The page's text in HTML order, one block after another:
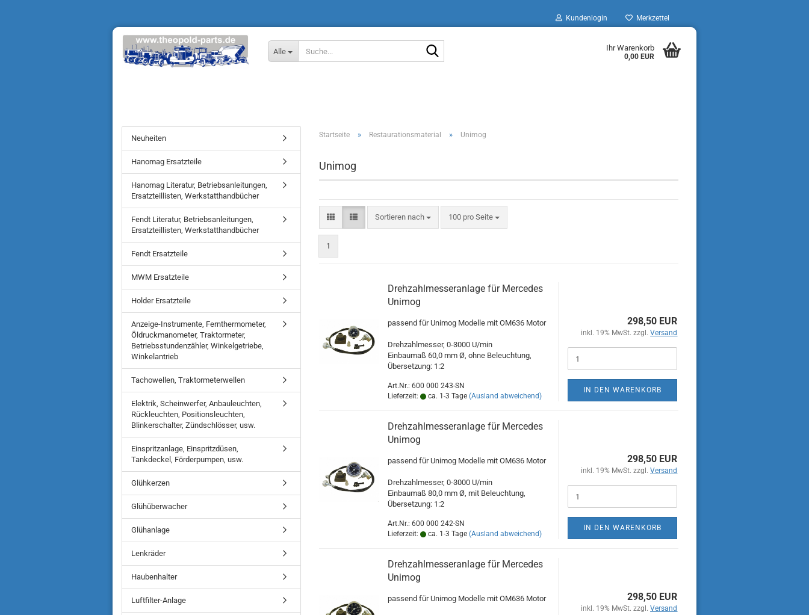
Kundenlogin Merkzettel
Alle Ihr Warenkorb
0,00 EUR
Startseite » Restaurationsmaterial » Unimog
Unimog
Sortieren nach
Sortieren nach 100 pro Seite
pro Seite
1
Drehzahlmesseranlage für Mercedes
Unimog
passend für Unimog Modelle mit OM636 Motor
Drehzahlmesser, 0-3000 U/min
Einbaumaß 60,0 mm Ø, ohne Beleuchtung,
Übersetzung: 1:2
Art.Nr.: 600 000 243-SN
Lieferzeit:
ca. 1-3 Tage (Ausland abweichend)
298,50 EUR
inkl. 19% MwSt. zzgl.Versand
IN DEN WARENKORB
Drehzahlmesseranlage für Mercedes
Unimog
passend für Unimog Modelle mit OM636 Motor
Drehzahlmesser, 0-3000 U/min
Einbaumaß 80,0 mm Ø, mit Beleuchtung,
Übersetzung: 1:2
Art.Nr.: 600 000 242-SN
Lieferzeit:
ca. 1-3 Tage (Ausland abweichend)
298,50 EUR
inkl. 19% MwSt. zzgl.Versand
IN DEN WARENKORB
Drehzahlmesseranlage für Mercedes
Unimog
passend für Unimog Modelle mit OM636 Motor 298,50 EUR
inkl. 19% MwSt. zzgl.Versand
Neuheiten
Hanomag Ersatzteile
Hanomag Literatur, Betriebsanleitungen,
Ersatzteillisten, Werkstatthandbücher
Fendt Literatur, Betriebsanleitungen,
Ersatzteillisten, Werkstatthandbücher
Fendt Ersatzteile
MWM Ersatzteile
Holder Ersatzteile
Anzeige-Instrumente, Fernthermometer,
Öldruckmanometer, Traktormeter,
Betriebsstundenzähler, Winkelgetriebe,
Winkelantrieb
Tachowellen, Traktormeterwellen
Elektrik, Scheinwerfer, Anbauleuchten,
Rückleuchten, Positionsleuchten,
Blinkerschalter, Zündschlösser, usw.
Einspritzanlage, Einspritzdüsen,
Tankdeckel, Förderpumpen, usw.
Glühkerzen
Glühüberwacher
Glühanlage
Lenkräder
Haubenhalter
Luftfilter-Anlage